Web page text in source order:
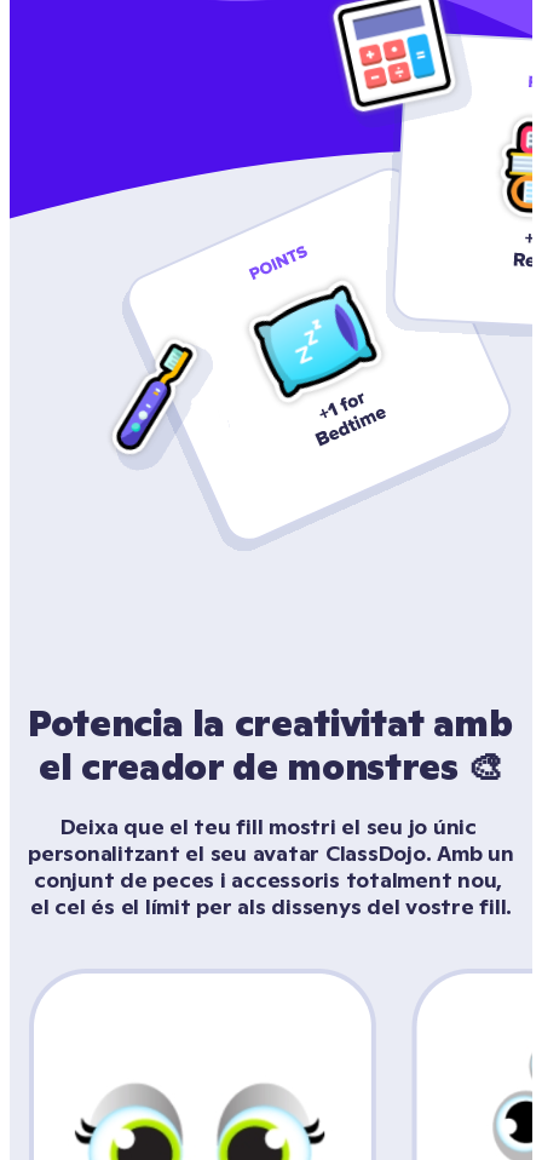
Potencia la creativitat amb
el creador de monstres 🎨
Deixa que el teu fill mostri el seu jo únic
personalitzant el seu avatar ClassDojo. Amb un
conjunt de peces i accessoris totalment nou,
el cel és el límit per als dissenys del vostre fill.